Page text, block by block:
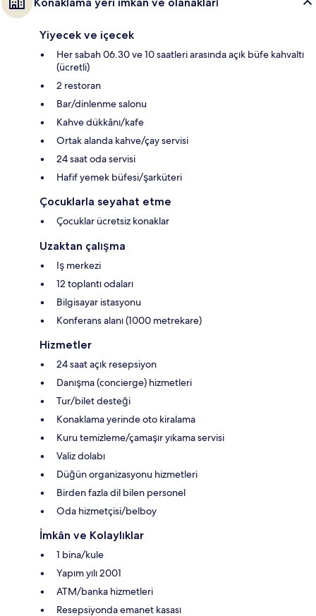
Yiyecek ve içecek
Her sabah 06.30 ve 10 saatleri arasında açık büfe kahvaltı
(ücretli)
2 restoran
Bar/dinlenme salonu
Kahve dükkânı/kafe
Ortak alanda kahve/çay servisi
24 saat oda servisi
Hafif yemek büfesi/şarküteri
Çocuklarla seyahat etme
Çocuklar ücretsiz konaklar
Uzaktan çalışma
Iş merkezi
12 toplantı odaları
Bilgisayar istasyonu
Konferans alanı (1000 metrekare)
Hizmetler
24 saat açık resepsiyon
Danışma (concierge) hizmetleri
Tur/bilet desteği
Konaklama yerinde oto kiralama
Kuru temizleme/çamaşır yıkama servisi
Valiz dolabı
Düğün organizasyonu hizmetleri
Birden fazla dil bilen personel
Oda hizmetçisi/belboy
İmkân ve Kolaylıklar
1 bina/kule
Yapım yılı 2001
ATM/banka hizmetleri
Resepsiyonda emanet kasası